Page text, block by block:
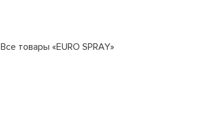
Все товары «EURO SPRAY»